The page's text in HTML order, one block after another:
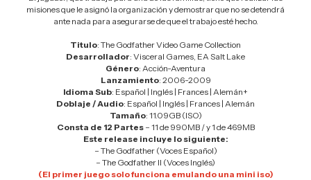
misiones que le asignó la organización y demostrar que no se detendrá
ante nada para asegurarse de que el trabajo esté hecho.
Titulo: The Godfather Video Game Collection
Desarrollador: Visceral Games, EA Salt Lake
Género: Acción-Aventura
Lanzamiento: 2006-2009
Idioma Sub: Español | Inglés | Frances | Alemán+
Doblaje / Audio: Español | Inglés | Frances | Alemán
Tamaño: 11.09GB (ISO)
Consta de 12 Partes– 11 de 990MB / y 1 de 469MB
Este release incluye lo siguiente:
– The Godfather (Voces Español)
– The Godfather II (Voces Inglés)
(El primer juego solo funciona emulando una mini iso)